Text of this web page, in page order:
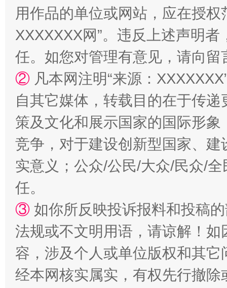
用作品的单位或网站，应在授
XXXXXXX网”。违反上述声明
任。如您对管理有意见，请向
② 凡本网注明“来源：
自其它媒体，转载目的在于传
策及文化和展示国家的国际形
竞争，对于建设创新型国家、
实意义；公众/公民/大众/民众/
任。
③ 如你所反映投诉报料和投稿
法规或不文明用语，请谅解！
容，涉及个人或单位版权和其它
经本网核实属实，有权先行撤